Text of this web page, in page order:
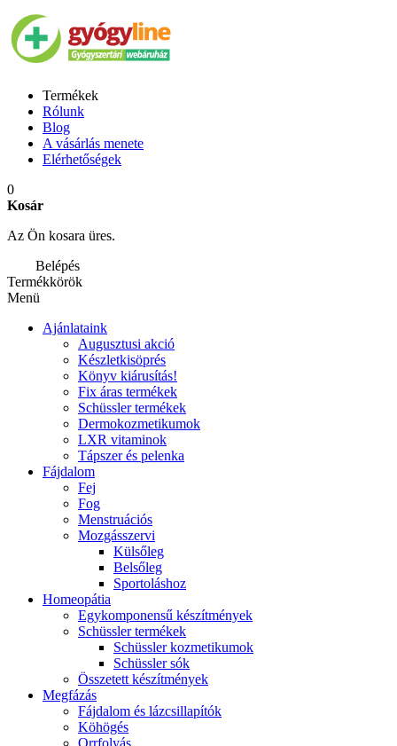
Termékek
Rólunk
Blog
A vásárlás menete
Elérhetőségek
0
Kosár
Az Ön kosara üres.
Belépés
Termékkörök
Menü
Ajánlataink
Augusztusi akció
Készletkisöprés
Könyv kiárusítás!
Fix áras termékek
Schüssler termékek
Dermokozmetikumok
LXR vitaminok
Tápszer és pelenka
Fájdalom
Fej
Fog
Menstruációs
Mozgásszervi
Külsőleg
Belsőleg
Sportoláshoz
Homeopátia
Egykomponensű készítmények
Schüssler termékek
Schüssler kozmetikumok
Schüssler sók
Összetett készítmények
Megfázás
Fájdalom és lázcsillapítók
Köhögés
Orrfolyás